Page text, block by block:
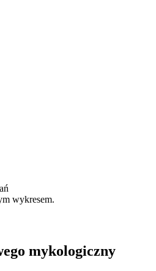
wykresem.
mykologiczny